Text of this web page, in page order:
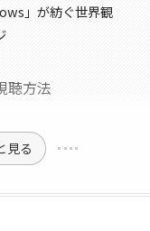
」が紡ぐ世界観
聴方法
見る